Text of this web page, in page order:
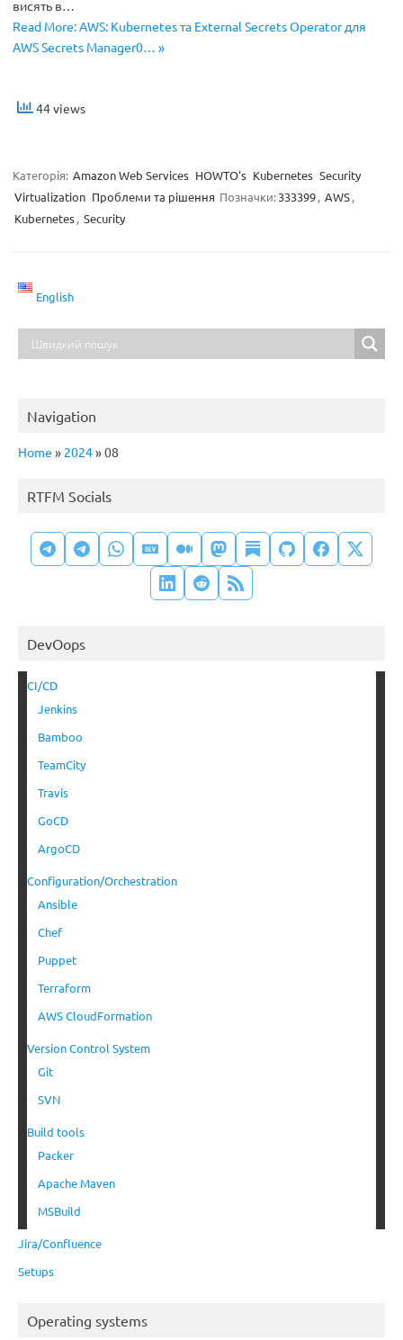
висять в…
Read More: AWS: Kubernetes та External Secrets Operator для
AWS Secrets Manager0… »
44 views
Категорія: Amazon Web Services HOWTO's Kubernetes Security
Virtualization Проблеми та рішення Позначки:333399, AWS,
Kubernetes, Security
English
Navigation
Home » 2024»08
RTFM Socials
DevOops
CI/CD
Jenkins
Bamboo
TeamCity
Travis
GoCD
ArgoCD
Configuration/Orchestration
Ansible
Chef
Puppet
Terraform
AWS CloudFormation
Version Control System
Git
SVN
Build tools
Packer
Apache Maven
MSBuild
Jira/Confluence
Setups
Operating systems